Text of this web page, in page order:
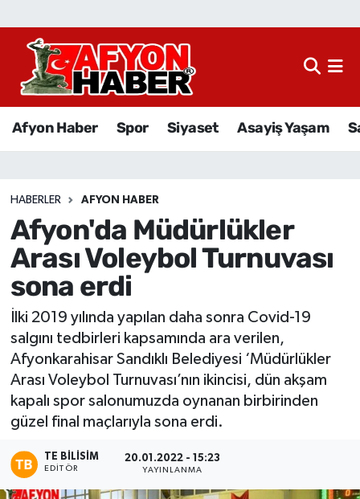
Afyon Haber Spor Siyaset Asayiş Yaşam
HABERLER AFYON HABER
Afyon'da Müdürlükler
Arası Voleybol Turnuvası
sona erdi
İlki 2019 yılında yapılan daha sonra Covid-19
salgını tedbirleri kapsamında ara verilen,
Afyonkarahisar Sandıklı Belediyesi ‘Müdürlükler
Arası Voleybol Turnuvası’nın ikincisi, dün akşam
kapalı spor salonumuzda oynanan birbirinden
güzel final maçlarıyla sona erdi.
TE BILISIM
EDITÖR
20.01.2022 - 15:23
YAYINLANMA
Afyon Haber
Sağlık
Eğitim
Ekonomi
Magazin
Etkinlikler